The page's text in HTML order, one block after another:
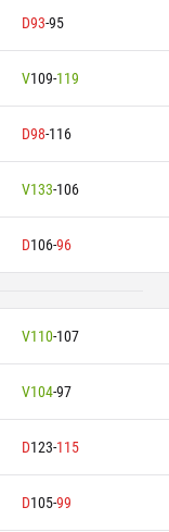
D93-95
V109-119
D98-116
V133-106
D106-96
V110-107
V104-97
D123-115
D105-99